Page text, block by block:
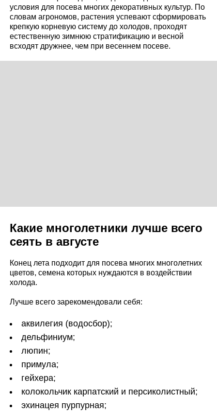
условия для посева многих декоративных культур. По
словам агрономов, растения успевают сформировать
крепкую корневую систему до холодов, проходят
естественную зимнюю стратификацию и весной
всходят дружнее, чем при весеннем посеве.
Какие многолетники лучше всего
сеять в августе
Конец лета подходит для посева многих многолетних
цветов, семена которых нуждаются в воздействии
холода.
Лучше всего зарекомендовали себя:
аквилегия (водосбор);
дельфиниум;
люпин;
примула;
гейхера;
колокольчик карпатский и персиколистный;
эхинацея пурпурная;